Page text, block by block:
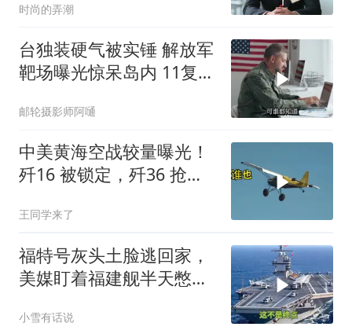
我
时尚的弄潮
台独装硬气被实锤 解放军
靶场曝光惊呆岛内 11复刻
邮轮摄影师阿嗵
中美黄海空战较量曝光！
歼16 被锁定，歼36 抢先
王同学来了
福特号灰头土脸逃回家，
美媒盯着福建舰半天憋出
小雪有话说